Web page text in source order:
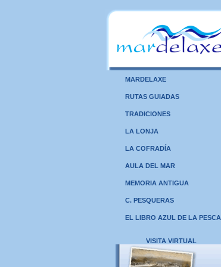
MARDELAXE
RUTAS GUIADAS
TRADICIONES
LA LONJA
LA COFRADÍA
AULA DEL MAR
MEMORIA ANTIGUA
C. PESQUERAS
EL LIBRO AZUL DE LA PESCA
VISITA VIRTUAL